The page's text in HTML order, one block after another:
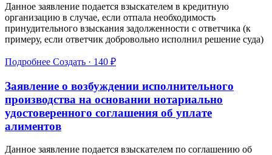
Данное заявление подается взыскателем в кредитную
организацию в случае, если отпала необходимость
принудительного взыскания задолженности с ответчика (к
примеру, если ответчик добровольно исполнил решение суда)
Подробнее Создать · 140 ₽
Заявление о возбуждении исполнительного
производства на основании нотариально
удостоверенного соглашения об уплате
алиментов
Данное заявление подается взыскателем по соглашению об